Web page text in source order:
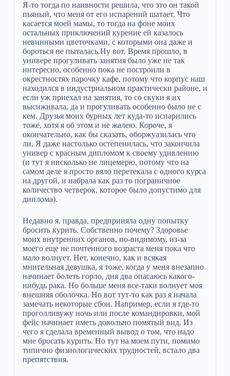
Я-то тогда по наивности решила, что это он такой
пьяный, что меня от его испарений шатает. Что
касается моей мамы, то тогда на фоне моих
остальных приключений курение ей казалось
невинными цветочками, с которыми она даже и
бороться не пыталась.Ну вот. Время прошло, в
универе прогуливать занятия было уже не так
интересно, особенно пока не построили в
окрестностях парочку кафе, потому что корпус наш
находился в индустриальном практически районе, и
если уж приехал на занятия, то со скуки я их
высиживала, да и прогуливать особенно было не с
кем. Друзья моих бурных лет куда-то испарились
тоже, хотя я об этом и не жалею. Короче, я
окончательно, как бы сказать, оборжуазилась что
ли. Я даже настолько остепенилась, что закончила
универ с красным дипломом к своему удивлению
(и тут я нисколько не лицемерю, потому что на
самом деле я просто вяло перетекала с одного курса
на другой, и набрала как раз то пограничное
количество четверок, которое было допустимо для
диплома).
Недавно я, правда, предприняла одну попытку
бросить курить. Собственно почему? Здоровье
моих внутренних органов, по-видимому, из-за
моего еще не почтенного возраста меня пока что
мало волнует. Нет, конечно, как и всякая
мнительная девушка, я тоже, когда у меня внезапно
начинает болеть горло, дня два опасаюсь какого-
нибудь рака. Но больше меня все-таки волнует моя
внешняя оболочка. Но вот тут-то как раз я начала
замечать некоторые сбои. Например, если я где-то
проголливужу ночь или после командировки, мой
фейс начинает иметь довольно помятый вид. Из
чего я сделала временный вывод о том, что надо
мне бросать курить. Но тут на моем пути, помимо
типично физиологических трудностей, встало два
препятствия.